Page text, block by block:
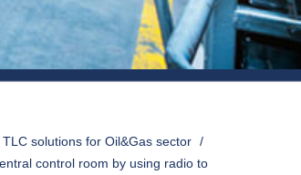
solutions for Oil&Gas sector
control room by using radio to